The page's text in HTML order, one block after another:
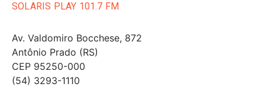
SOLARIS PLAY 101.7 FM
Av. Valdomiro Bocchese, 872
Antônio Prado (RS)
CEP 95250-000
(54) 3293-1110